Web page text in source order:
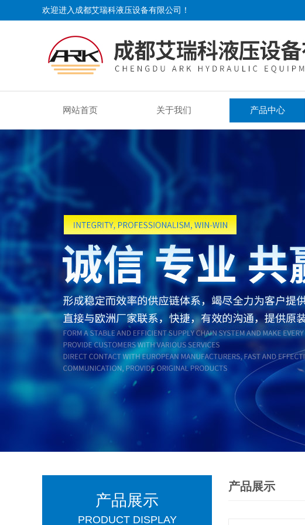
欢迎进入成都艾瑞科液压设备有限公司！
网站首页 关于我们 产品中心
产品展示
PRODUCT DISPLAY
产品展示